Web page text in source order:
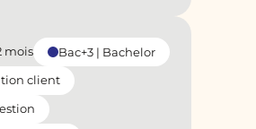
mois
Bac+3 | Bachelor
client